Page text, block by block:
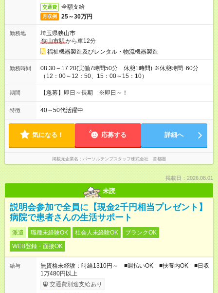
交通費 全額支給
月収例 25～30万円
勤務地
埼玉県狭山市
狭山市駅から車12分
福祉機器製造及びレンタル・物流機器製造
勤務時間
08:30～17:20(実働7時間50分 休憩1時間) ※休憩時間: 60分
（12：00～12：50、15：00～15：10）
期間 【急募】即日～長期 ※即日～！
特徴 40～50代活躍中
気になる！ 応募する 詳細へ
掲載元企業名 パーソルテンプスタッフ株式会社 首都圏
掲載日：2026.08.01
未読
説明会参加で全員に【現金2千円相当プレゼント】
病院で患者さんの生活サポート
派遣 職種未経験OK 社会人未経験OK
ブランクOK
WEB登録・面接OK
給与
無資格未経験：時給1310円～ ■週払いOK ■扶養内OK ■日収
1万480円以上
交通費別途支給あり